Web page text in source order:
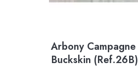
Arbony Campagne
Buckskin (Ref.26B)